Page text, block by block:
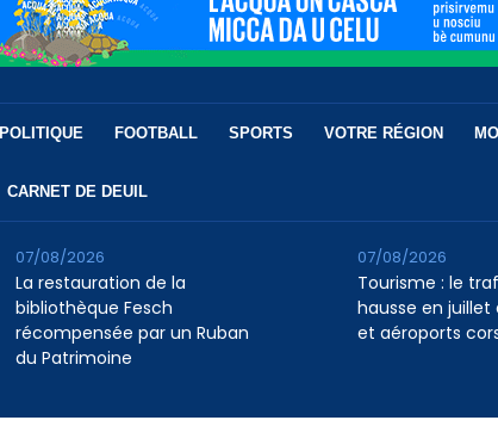
POLITIQUE FOOTBALL SPORTS VOTRE RÉGION
CARNET DE DEUIL
La restauration de la
bibliothèque Fesch
récompensée par un Ruban
du Patrimoine
07/08/2026
Tourisme : le
hausse en juillet
et aéroports
07/08/2026